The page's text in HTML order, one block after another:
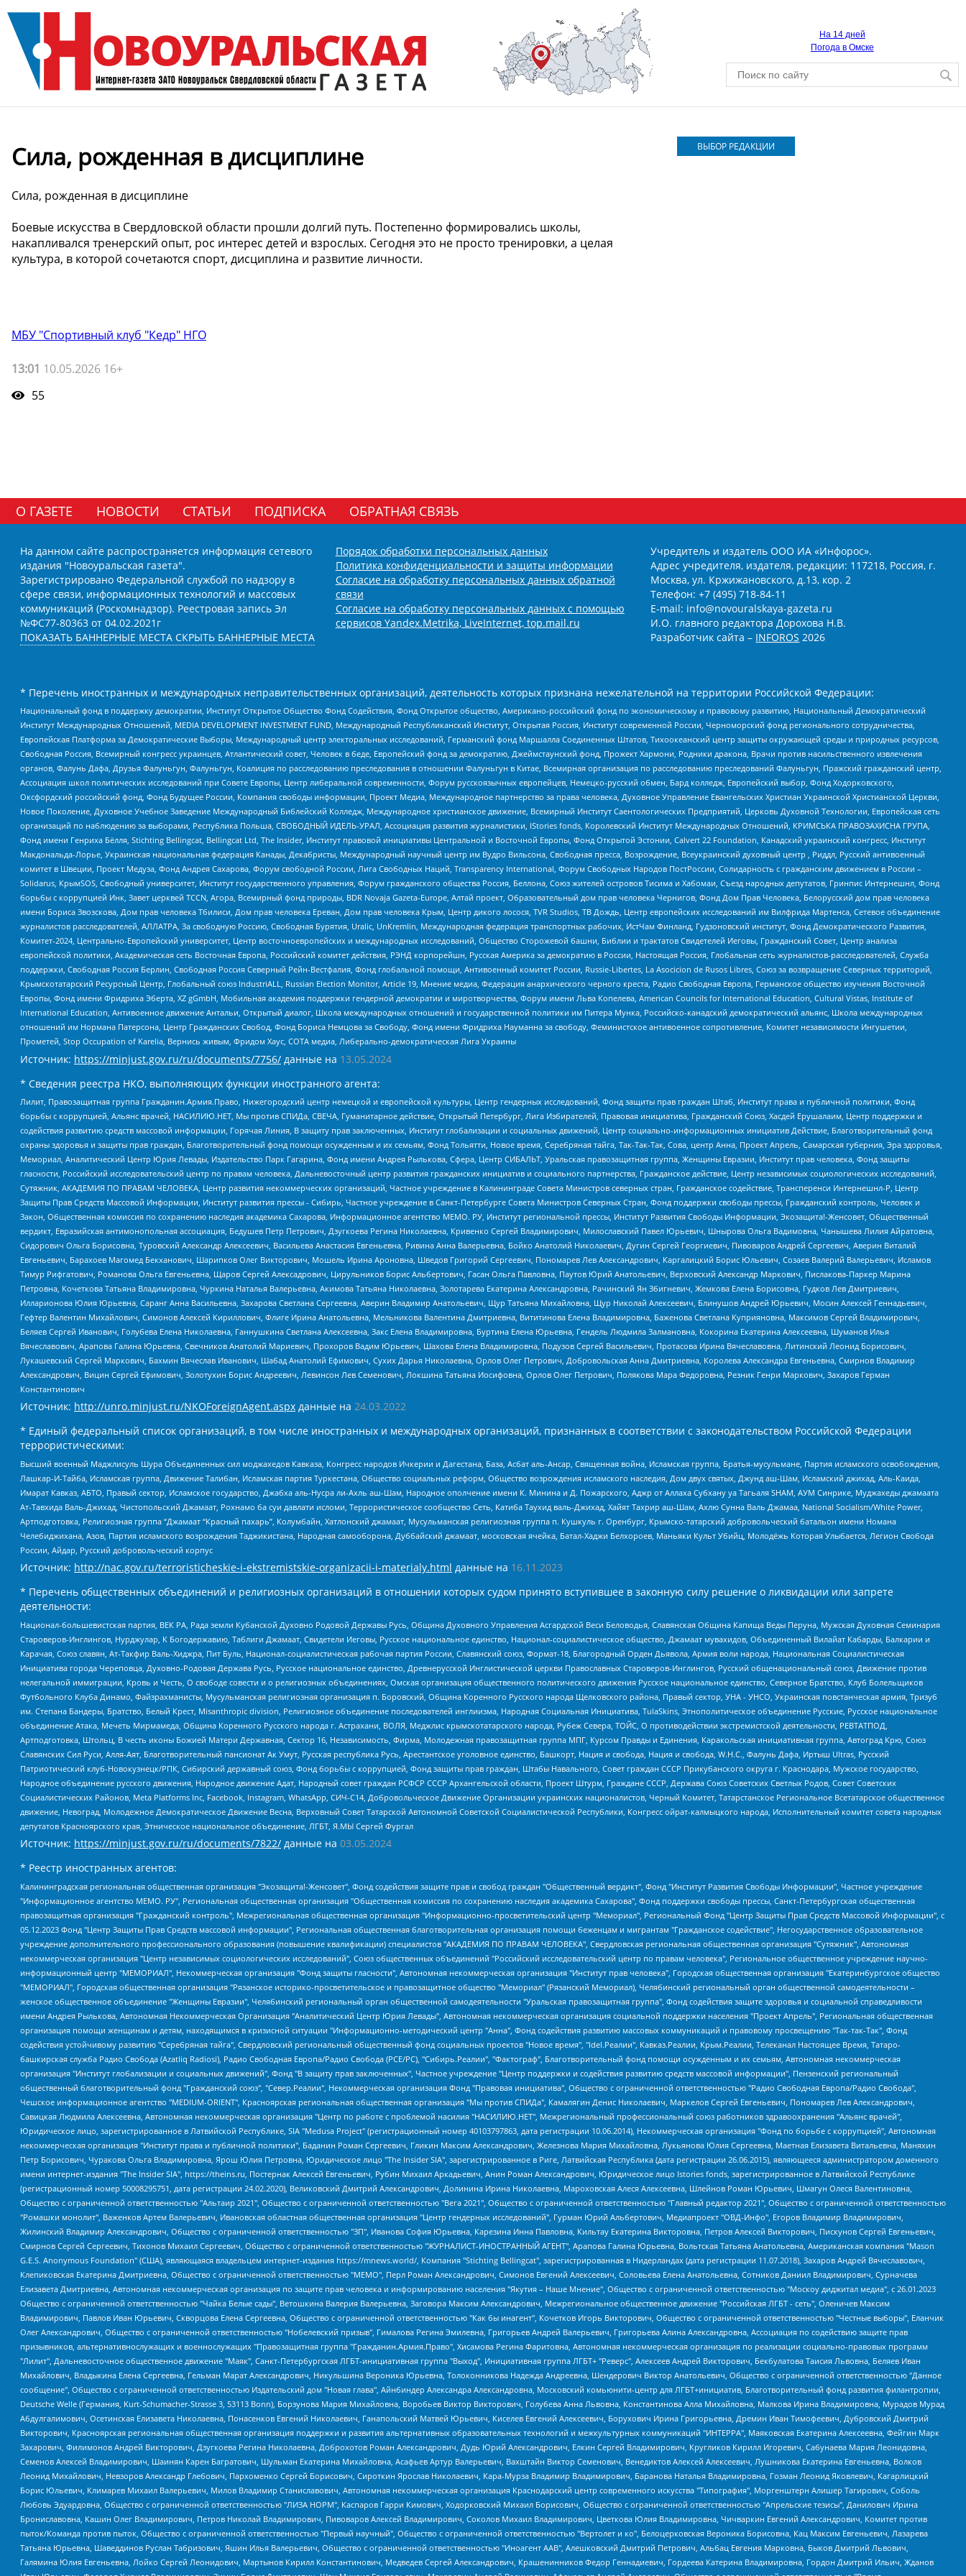
На 14 дней
Погода в Омске
Сила, рожденная в дисциплине
Сила, рожденная в дисциплине
Боевые искусства в Свердловской области прошли долгий путь. Постепенно формировались школы,
накапливался тренерский опыт, рос интерес детей и взрослых. Сегодня это не просто тренировки, а целая
культура, в которой сочетаются спорт, дисциплина и развитие личности.
МБУ "Спортивный клуб "Кедр" НГО
13:01 10.05.2026 16+
55
ВЫБОР РЕДАКЦИИ
О ГАЗЕТЕ НОВОСТИ СТАТЬИ ПОДПИСКА ОБРАТНАЯ СВЯЗЬ
На данном сайте распространяется информация сетевого
издания "Новоуральская газета".
Зарегистрировано Федеральной службой по надзору в
сфере связи, информационных технологий и массовых
коммуникаций (Роскомнадзор). Реестровая запись Эл
№ФС77-80363 от 04.02.2021г
ПОКАЗАТЬ БАННЕРНЫЕ МЕСТА СКРЫТЬ БАННЕРНЫЕ МЕСТА
Порядок обработки персональных данных
Политика конфиденциальности и защиты информации
Согласие на обработку персональных данных обратной
связи
Согласие на обработку персональных данных с помощью
сервисов Yandex.Metrika, LiveInternet, top.mail.ru
Учредитель и издатель ООО ИА «Инфорос».
Адрес учредителя, издателя, редакции: 117218, Россия, г.
Москва, ул. Кржижановского, д.13, кор. 2
Телефон: +7 (495) 718-84-11
E-mail: info@novouralskaya-gazeta.ru
И.О. главного редактора Дорохова Н.В.
Разработчик сайта – INFOROS 2026
* Перечень иностранных и международных неправительственных организаций, деятельность которых признана нежелательной на территории Российской Федерации:
Национальный фонд в поддержку демократии, Институт Открытое Общество Фонд Содействия, Фонд Открытое общество, Американо-российский фонд по экономическому и правовому развитию, Национальный Демократический
Институт Международных Отношений, MEDIA DEVELOPMENT INVESTMENT FUND, Международный Республиканский Институт, Открытая Россия, Институт современной России, Черноморский фонд регионального сотрудничества,
Европейская Платформа за Демократические Выборы, Международный центр электоральных исследований, Германский фонд Маршалла Соединенных Штатов, Тихоокеанский центр защиты окружающей среды и природных ресурсов,
Свободная Россия, Всемирный конгресс украинцев, Атлантический совет, Человек в беде, Европейский фонд за демократию, Джеймстаунский фонд, Прожект Хармони, Родники дракона, Врачи против насильственного извлечения
органов, Фалунь Дафа, Друзья Фалуньгун, Фалуньгун, Коалиция по расследованию преследования в отношении Фалуньгун в Китае, Всемирная организация по расследованию преследований Фалуньгун, Пражский гражданский центр,
Ассоциация школ политических исследований при Совете Европы, Центр либеральной современности, Форум русскоязычных европейцев, Немецко-русский обмен, Бард колледж, Европейский выбор, Фонд Ходорковского,
Оксфордский российский фонд, Фонд Будущее России, Компания свободы информации, Проект Медиа, Международное партнерство за права человека, Духовное Управление Евангельских Христиан Украинской Христианской Церкви,
Новое Поколение, Духовное Учебное Заведение Международный Библейский Колледж, Международное христианское движение, Всемирный Институт Саентологических Предприятий, Церковь Духовной Технологии, Европейская сеть
организаций по наблюдению за выборами, Республика Польша, СВОБОДНЫЙ ИДЕЛЬ-УРАЛ, Ассоциация развития журналистики, IStories fonds, Королевский Институт Международных Отношений, КРИМСЬКА ПРАВОЗАХИСНА ГРУПА,
Фонд имени Генриха Бёлля, Stichting Bellingcat, Bellingcat Ltd, The Insider, Институт правовой инициативы Центральной и Восточной Европы, Фонд Открытой Эстонии, Calvert 22 Foundation, Канадский украинский конгресс, Институт
Макдональда-Лорье, Украинская национальная федерация Канады, Декабристы, Международный научный центр им Вудро Вильсона, Свободная пресса, Возрождение, Всеукраинский духовный центр , Риддл, Русский антивоенный
комитет в Швеции, Проект Медуза, Фонд Андрея Сахарова, Форум свободной России, Лига Свободных Наций, Transparеncy International, Форум Свободных Народов ПостРоссии, Солидарность с гражданским движением в России –
Solidarus, КрымSOS, Свободный университет, Институт государственного управления, Форум гражданского общества Россия, Беллона, Союз жителей островов Тисима и Хабомаи, Съезд народных депутатов, Гринпис Интернешнл, Фонд
борьбы с коррупцией Инк, Завет церквей TCCN, Агора, Всемирный фонд природы, BDR Novaja Gazeta-Europe, Алтай проект, Образовательный дом прав человека Чернигов, Фонд Дом Прав Человека, Белорусский дом прав человека
имени Бориса Звозскова, Дом прав человека Тбилиси, Дом прав человека Ереван, Дом прав человека Крым, Центр дикого лосося, TVR Studios, ТВ Дождь, Центр европейских исследований им Вилфрида Мартенса, Сетевое объединение
журналистов расследователей, АЛЛАТРА, За свободную Россию, Свободная Бурятия, Uralic, UnKremlin, Международная федерация транспортных рабочих, ИстЧам Финланд, Гудзоновский институт, Фонд Демократического Развития,
Комитет-2024, Центрально-Европейский университет, Центр восточноевропейских и международных исследований, Общество Сторожевой башни, Библии и трактатов Свидетелей Иеговы, Гражданский Совет, Центр анализа
европейской политики, Академическая сеть Восточная Европа, Российский комитет действия, РЭНД корпорейшн, Русская Америка за демократию в России, Настоящая Россия, Глобальная сеть журналистов-расследователей, Служба
поддержки, Свободная Россия Берлин, Свободная Россия Северный Рейн-Вестфалия, Фонд глобальной помощи, Антивоенный комитет России, Russie-Libertes, La Asocicion de Rusos Libres, Союз за возвращение Северных территорий,
Крымскотатарский Ресурсный Центр, Глобальный союз IndustriALL, Russian Election Monitor, Article 19, Мнение медиа, Федерация анархического черного креста, Радио Свободная Европа, Германское общество изучения Восточной
Европы, Фонд имени Фридриха Эберта, XZ gGmbH, Мобильная академия поддержки гендерной демократии и миротворчества, Форум имени Льва Копелева, American Councils for International Education, Cultural Vistas, Institute of
International Education, Антивоенное движение Антальи, Открытый диалог, Школа международных отношений и государственной политики им Питера Мунка, Российско-канадский демократический альянс, Школа международных
отношений им Нормана Патерсона, Центр Гражданских Свобод, Фонд Бориса Немцова за Свободу, Фонд имени Фридриха Науманна за свободу, Феминистское антивоенное сопротивление, Комитет независимости Ингушетии,
Прометей, Stop Occupation of Karelia, Вернись живым, Фридом Хаус, СОТА медиа, Либерально-демократическая Лига Украины
Источник: https://minjust.gov.ru/ru/documents/7756/ данные на 13.05.2024
* Сведения реестра НКО, выполняющих функции иностранного агента:
Лилит, Правозащитная группа Гражданин.Армия.Право, Нижегородский центр немецкой и европейской культуры, Центр гендерных исследований, Фонд защиты прав граждан Штаб, Институт права и публичной политики, Фонд
борьбы с коррупцией, Альянс врачей, НАСИЛИЮ.НЕТ, Мы против СПИДа, СВЕЧА, Гуманитарное действие, Открытый Петербург, Лига Избирателей, Правовая инициатива, Гражданский Союз, Хасдей Ерушалаим, Центр поддержки и
содействия развитию средств массовой информации, Горячая Линия, В защиту прав заключенных, Институт глобализации и социальных движений, Центр социально-информационных инициатив Действие, Благотворительный фонд
охраны здоровья и защиты прав граждан, Благотворительный фонд помощи осужденным и их семьям, Фонд Тольятти, Новое время, Серебряная тайга, Так-Так-Так, Сова, центр Анна, Проект Апрель, Самарская губерния, Эра здоровья,
Мемориал, Аналитический Центр Юрия Левады, Издательство Парк Гагарина, Фонд имени Андрея Рылькова, Сфера, Центр СИБАЛЬТ, Уральская правозащитная группа, Женщины Евразии, Институт прав человека, Фонд защиты
гласности, Российский исследовательский центр по правам человека, Дальневосточный центр развития гражданских инициатив и социального партнерства, Гражданское действие, Центр независимых социологических исследований,
Сутяжник, АКАДЕМИЯ ПО ПРАВАМ ЧЕЛОВЕКА, Центр развития некоммерческих организаций, Частное учреждение в Калининграде Совета Министров северных стран, Гражданское содействие, Трансперенси Интернешнл-Р, Центр
Защиты Прав Средств Массовой Информации, Институт развития прессы - Сибирь, Частное учреждение в Санкт-Петербурге Совета Министров Северных Стран, Фонд поддержки свободы прессы, Гражданский контроль, Человек и
Закон, Общественная комиссия по сохранению наследия академика Сахарова, Информационное агентство МЕМО. РУ, Институт региональной прессы, Институт Развития Свободы Информации, Экозащита!-Женсовет, Общественный
вердикт, Евразийская антимонопольная ассоциация, Бедушев Петр Петрович, Дзугкоева Регина Николаевна, Кривенко Сергей Владимирович, Милославский Павел Юрьевич, Шнырова Ольга Вадимовна, Чанышева Лилия Айратовна,
Сидорович Ольга Борисовна, Туровский Александр Алексеевич, Васильева Анастасия Евгеньевна, Ривина Анна Валерьевна, Бойко Анатолий Николаевич, Дугин Сергей Георгиевич, Пивоваров Андрей Сергеевич, Аверин Виталий
Евгеньевич, Барахоев Магомед Бекханович, Шарипков Олег Викторович, Мошель Ирина Ароновна, Шведов Григорий Сергеевич, Пономарев Лев Александрович, Каргалицкий Борис Юльевич, Созаев Валерий Валерьевич, Исламов
Тимур Рифгатович, Романова Ольга Евгеньевна, Щаров Сергей Алексадрович, Цирульников Борис Альбертович, Гасан Ольга Павловна, Паутов Юрий Анатольевич, Верховский Александр Маркович, Пислакова-Паркер Марина
Петровна, Кочеткова Татьяна Владимировна, Чуркина Наталья Валерьевна, Акимова Татьяна Николаевна, Золотарева Екатерина Александровна, Рачинский Ян Збигневич, Жемкова Елена Борисовна, Гудков Лев Дмитриевич,
Илларионова Юлия Юрьевна, Саранг Анна Васильевна, Захарова Светлана Сергеевна, Аверин Владимир Анатольевич, Щур Татьяна Михайловна, Щур Николай Алексеевич, Блинушов Андрей Юрьевич, Мосин Алексей Геннадьевич,
Гефтер Валентин Михайлович, Симонов Алексей Кириллович, Флиге Ирина Анатольевна, Мельникова Валентина Дмитриевна, Вититинова Елена Владимировна, Баженова Светлана Куприяновна, Максимов Сергей Владимирович,
Беляев Сергей Иванович, Голубева Елена Николаевна, Ганнушкина Светлана Алексеевна, Закс Елена Владимировна, Буртина Елена Юрьевна, Гендель Людмила Залмановна, Кокорина Екатерина Алексеевна, Шуманов Илья
Вячеславович, Арапова Галина Юрьевна, Свечников Анатолий Мариевич, Прохоров Вадим Юрьевич, Шахова Елена Владимировна, Подузов Сергей Васильевич, Протасова Ирина Вячеславовна, Литинский Леонид Борисович,
Лукашевский Сергей Маркович, Бахмин Вячеслав Иванович, Шабад Анатолий Ефимович, Сухих Дарья Николаевна, Орлов Олег Петрович, Добровольская Анна Дмитриевна, Королева Александра Евгеньевна, Смирнов Владимир
Александрович, Вицин Сергей Ефимович, Золотухин Борис Андреевич, Левинсон Лев Семенович, Локшина Татьяна Иосифовна, Орлов Олег Петрович, Полякова Мара Федоровна, Резник Генри Маркович, Захаров Герман
Константинович
Источник: http://unro.minjust.ru/NKOForeignAgent.aspx данные на 24.03.2022
* Единый федеральный список организаций, в том числе иностранных и международных организаций, признанных в соответствии с законодательством Российской Федерации
террористическими:
Высший военный Маджлисуль Шура Объединенных сил моджахедов Кавказа, Конгресс народов Ичкерии и Дагестана, База, Асбат аль-Ансар, Священная война, Исламская группа, Братья-мусульмане, Партия исламского освобождения,
Лашкар-И-Тайба, Исламская группа, Движение Талибан, Исламская партия Туркестана, Общество социальных реформ, Общество возрождения исламского наследия, Дом двух святых, Джунд аш-Шам, Исламский джихад, Аль-Каида,
Имарат Кавказ, АБТО, Правый сектор, Исламское государство, Джабха аль-Нусра ли-Ахль аш-Шам, Народное ополчение имени К. Минина и Д. Пожарского, Аджр от Аллаха Субхану уа Тагьаля SHAM, АУМ Синрике, Муджахеды джамаата
Ат-Тавхида Валь-Джихад, Чистопольский Джамаат, Рохнамо ба суи давлати исломи, Террористическое сообщество Сеть, Катиба Таухид валь-Джихад, Хайят Тахрир аш-Шам, Ахлю Сунна Валь Джамаа, National Socialism/White Power,
Артподготовка, Религиозная группа “Джамаат “Красный пахарь”, Колумбайн, Хатлонский джамаат, Мусульманская религиозная группа п. Кушкуль г. Оренбург, Крымско-татарский добровольческий батальон имени Номана
Челебиджихана, Азов, Партия исламского возрождения Таджикистана, Народная самооборона, Дуббайский джамаат, московская ячейка, Батал-Хаджи Белхороев, Маньяки Культ Убийц, Молодёжь Которая Улыбается, Легион Свобода
России, Айдар, Русский добровольческий корпус
Источник: http://nac.gov.ru/terroristicheskie-i-ekstremistskie-organizacii-i-materialy.html данные на 16.11.2023
* Перечень общественных объединений и религиозных организаций в отношении которых судом принято вступившее в законную силу решение о ликвидации или запрете
деятельности:
Национал-большевистская партия, ВЕК РА, Рада земли Кубанской Духовно Родовой Державы Русь, Община Духовного Управления Асгардской Веси Беловодья, Славянская Община Капища Веды Перуна, Мужская Духовная Семинария
Староверов-Инглингов, Нурджулар, К Богодержавию, Таблиги Джамаат, Свидетели Иеговы, Русское национальное единство, Национал-социалистическое общество, Джамаат мувахидов, Объединенный Вилайат Кабарды, Балкарии и
Карачая, Союз славян, Ат-Такфир Валь-Хиджра, Пит Буль, Национал-социалистическая рабочая партия России, Славянский союз, Формат-18, Благородный Орден Дьявола, Армия воли народа, Национальная Социалистическая
Инициатива города Череповца, Духовно-Родовая Держава Русь, Русское национальное единство, Древнерусской Инглистической церкви Православных Староверов-Инглингов, Русский общенациональный союз, Движение против
нелегальной иммиграции, Кровь и Честь, О свободе совести и о религиозных объединениях, Омская организация общественного политического движения Русское национальное единство, Северное Братство, Клуб Болельщиков
Футбольного Клуба Динамо, Файзрахманисты, Мусульманская религиозная организация п. Боровский, Община Коренного Русского народа Щелковского района, Правый сектор, УНА - УНСО, Украинская повстанческая армия, Тризуб
им. Степана Бандеры, Братство, Белый Крест, Misanthropic division, Религиозное объединение последователей инглиизма, Народная Социальная Инициатива, TulaSkins, Этнополитическое объединение Русские, Русское национальное
объединение Атака, Мечеть Мирмамеда, Община Коренного Русского народа г. Астрахани, ВОЛЯ, Меджлис крымскотатарского народа, Рубеж Севера, ТОЙС, О противодействии экстремистской деятельности, РЕВТАТПОД,
Артподготовка, Штольц, В честь иконы Божией Матери Державная, Сектор 16, Независимость, Фирма, Молодежная правозащитная группа МПГ, Курсом Правды и Единения, Каракольская инициативная группа, Автоград Крю, Союз
Славянских Сил Руси, Алля-Аят, Благотворительный пансионат Ак Умут, Русская республика Русь, Арестантское уголовное единство, Башкорт, Нация и свобода, Нация и свобода, W.H.С., Фалунь Дафа, Иртыш Ultras, Русский
Патриотический клуб-Новокузнецк/РПК, Сибирский державный союз, Фонд борьбы с коррупцией, Фонд защиты прав граждан, Штабы Навального, Совет граждан СССР Прикубанского округа г. Краснодара, Мужское государство,
Народное объединение русского движения, Народное движение Адат, Народный совет граждан РСФСР СССР Архангельской области, Проект Штурм, Граждане СССР, Держава Союз Советских Светлых Родов, Совет Советских
Социалистических Районов, Meta Platforms Inc, Facebook, Instagram, WhatsApp, СИЧ-С14, Добровольческое Движение Организации украинских националистов, Черный Комитет, Татарстанское Региональное Всетатарское общественное
движение, Невоград, Молодежное Демократическое Движение Весна, Верховный Совет Татарской Автономной Советской Социалистической Республики, Конгресс ойрат-калмыцкого народа, Исполнительный комитет совета народных
депутатов Красноярского края, Этническое национальное объединение, ЛГБТ, Я.МЫ Сергей Фургал
Источник: https://minjust.gov.ru/ru/documents/7822/ данные на 03.05.2024
* Реестр иностранных агентов:
Калининградская региональная общественная организация "Экозащита!-Женсовет", Фонд содействия защите прав и свобод граждан "Общественный вердикт", Фонд "Институт Развития Свободы Информации", Частное учреждение "Информационное агентство МЕМО. РУ", Региональная общественная организация "Общественная комиссия по сохранению наследия академика Сахарова", Фонд поддержки свободы прессы, Санкт-Петербургская общественная правозащитная организация "Гражданский контроль", Межрегиональная общественная организация "Информационно-просветительский центр "Мемориал", Региональный Фонд "Центр Защиты Прав Средств Массовой Информации", с 05.12.2023 Фонд "Центр Защиты Прав Средств массовой информации", Региональная общественная благотворительная организация помощи беженцам и мигрантам "Гражданское содействие", Негосударственное образовательное учреждение дополнительного профессионального образования (повышение квалификации) специалистов "АКАДЕМИЯ ПО ПРАВАМ ЧЕЛОВЕКА", Свердловская региональная общественная организация "Сутяжник", Автономная некоммерческая организация "Центр независимых социологических исследований", Союз общественных объединений "Российский исследовательский центр по правам человека", Региональное общественное учреждение научно-информационный центр "МЕМОРИАЛ", Некоммерческая организация "Фонд защиты гласности", Автономная некоммерческая организация "Институт прав человека", Городская общественная организация "Екатеринбургское общество "МЕМОРИАЛ", Городская общественная организация "Рязанское историко-просветительское и правозащитное общество "Мемориал" (Рязанский Мемориал), Челябинский региональный орган общественной самодеятельности – женское общественное объединение "Женщины Евразии", Челябинский региональный орган общественной самодеятельности "Уральская правозащитная группа", Фонд содействия защите здоровья и социальной справедливости имени Андрея Рылькова, Автономная Некоммерческая Организация "Аналитический Центр Юрия Левады", Автономная некоммерческая организация социальной поддержки населения "Проект Апрель", Региональная общественная организация помощи женщинам и детям, находящимся в кризисной ситуации "Информационно-методический центр "Анна", Фонд содействия развитию массовых коммуникаций и правовому просвещению "Так-так-Так", Фонд содействия устойчивому развитию "Серебряная тайга", Свердловский региональный общественный фонд социальных проектов "Новое время", "Idel.Реалии", Кавказ.Реалии, Крым.Реалии, Телеканал Настоящее Время, Татаро-башкирская служба Радио Свобода (Azatliq Radiosi), Радио Свободная Европа/Радио Свобода (PCE/PC), "Сибирь.Реалии", "Фактограф", Благотворительный фонд помощи осужденным и их семьям, Автономная некоммерческая организация "Институт глобализации и социальных движений", Фонд "В защиту прав заключенных", Частное учреждение "Центр поддержки и содействия развитию средств массовой информации", Пензенский региональный общественный благотворительный фонд "Гражданский союз", "Север.Реалии", Некоммерческая организация Фонд "Правовая инициатива", Общество с ограниченной ответственностью "Радио Свободная Европа/Радио Свобода", Чешское информационное агентство "MEDIUM-ORIENT", Красноярская региональная общественная организация "Мы против СПИДа", Камалягин Денис Николаевич, Маркелов Сергей Евгеньевич, Пономарев Лев Александрович, Савицкая Людмила Алексеевна, Автономная некоммерческая организация "Центр по работе с проблемой насилия "НАСИЛИЮ.НЕТ", Межрегиональный профессиональный союз работников здравоохранения "Альянс врачей", Юридическое лицо, зарегистрированное в Латвийской Республике, SIA "Medusa Project" (регистрационный номер 40103797863, дата регистрации 10.06.2014), Некоммерческая организация "Фонд по борьбе с коррупцией", Автономная некоммерческая организация "Институт права и публичной политики", Баданин Роман Сергеевич, Гликин Максим Александрович, Железнова Мария Михайловна, Лукьянова Юлия Сергеевна, Маетная Елизавета Витальевна, Маняхин Петр Борисович, Чуракова Ольга Владимировна, Ярош Юлия Петровна, Юридическое лицо "The Insider SIA", зарегистрированное в Риге, Латвийская Республика (дата регистрации 26.06.2015), являющееся администратором доменного имени интернет-издания "The Insider SIA", https://theins.ru, Постернак Алексей Евгеньевич, Рубин Михаил Аркадьевич, Анин Роман Александрович, Юридическое лицо Istories fonds, зарегистрированное в Латвийской Республике (регистрационный номер 50008295751, дата регистрации 24.02.2020), Великовский Дмитрий Александрович, Долинина Ирина Николаевна, Мароховская Алеся Алексеевна, Шлейнов Роман Юрьевич, Шмагун Олеся Валентиновна, Общество с ограниченной ответственностью "Альтаир 2021", Общество с ограниченной ответственностью "Вега 2021", Общество с ограниченной ответственностью "Главный редактор 2021", Общество с ограниченной ответственностью "Ромашки монолит", Важенков Артем Валерьевич, Ивановская областная общественная организация "Центр гендерных исследований", Гурман Юрий Альбертович, Медиапроект "ОВД-Инфо", Егоров Владимир Владимирович, Жилинский Владимир Александрович, Общество с ограниченной ответственностью "ЗП", Иванова София Юрьевна, Карезина Инна Павловна, Кильтау Екатерина Викторовна, Петров Алексей Викторович, Пискунов Сергей Евгеньевич, Смирнов Сергей Сергеевич, Тихонов Михаил Сергеевич, Общество с ограниченной ответственностью "ЖУРНАЛИСТ-ИНОСТРАННЫЙ АГЕНТ", Арапова Галина Юрьевна, Вольтская Татьяна Анатольевна, Американская компания "Mason G.E.S. Anonymous Foundation" (США), являющаяся владельцем интернет-издания https://mnews.world/, Компания "Stichting Bellingcat", зарегистрированная в Нидерландах (дата регистрации 11.07.2018), Захаров Андрей Вячеславович, Клепиковская Екатерина Дмитриевна, Общество с ограниченной ответственностью "МЕМО", Перл Роман Александрович, Симонов Евгений Алексеевич, Соловьева Елена Анатольевна, Сотников Даниил Владимирович, Сурначева Елизавета Дмитриевна, Автономная некоммерческая организация по защите прав человека и информированию населения "Якутия – Наше Мнение", Общество с ограниченной ответственностью "Москоу диджитал медиа", с 26.01.2023 Общество с ограниченной ответственностью "Чайка Белые сады", Ветошкина Валерия Валерьевна, Заговора Максим Александрович, Межрегиональное общественное движение "Российская ЛГБТ - сеть", Оленичев Максим Владимирович, Павлов Иван Юрьевич, Скворцова Елена Сергеевна, Общество с ограниченной ответственностью "Как бы инагент", Кочетков Игорь Викторович, Общество с ограниченной ответственностью "Честные выборы", Еланчик Олег Александрович, Общество с ограниченной ответственностью "Нобелевский призыв", Гималова Регина Эмилевна, Григорьев Андрей Валерьевич, Григорьева Алина Александровна, Ассоциация по содействию защите прав призывников, альтернативнослужащих и военнослужащих "Правозащитная группа "Гражданин.Армия.Право", Хисамова Регина Фаритовна, Автономная некоммерческая организация по реализации социально-правовых программ "Лилит", Дальневосточное общественное движение "Маяк", Санкт-Петербургская ЛГБТ-инициативная группа "Выход", Инициативная группа ЛГБТ+ "Реверс", Алексеев Андрей Викторович, Бекбулатова Таисия Львовна, Беляев Иван Михайлович, Владыкина Елена Сергеевна, Гельман Марат Александрович, Никульшина Вероника Юрьевна, Толоконникова Надежда Андреевна, Шендерович Виктор Анатольевич, Общество с ограниченной ответственностью "Данное сообщение", Общество с ограниченной ответственностью Издательский дом "Новая глава", Айнбиндер Александра Александровна, Московский комьюнити-центр для ЛГБТ+инициатив, Благотворительный фонд развития филантропии, Deutsche Welle (Германия, Kurt-Schumacher-Strasse 3, 53113 Bonn), Борзунова Мария Михайловна, Воробьев Виктор Викторович, Голубева Анна Львовна, Константинова Алла Михайловна, Малкова Ирина Владимировна, Мурадов Мурад Абдулгалимович, Осетинская Елизавета Николаевна, Понасенков Евгений Николаевич, Ганапольский Матвей Юрьевич, Киселев Евгений Алексеевич, Борухович Ирина Григорьевна, Дремин Иван Тимофеевич, Дубровский Дмитрий Викторович, Красноярская региональная общественная организация поддержки и развития альтернативных образовательных технологий и межкультурных коммуникаций "ИНТЕРРА", Маяковская Екатерина Алексеевна, Фейгин Марк Захарович, Филимонов Андрей Викторович, Дзугкоева Регина Николаевна, Доброхотов Роман Александрович, Дудь Юрий Александрович, Елкин Сергей Владимирович, Кругликов Кирилл Игоревич, Сабунаева Мария Леонидовна, Семенов Алексей Владимирович, Шаинян Карен Багратович, Шульман Екатерина Михайловна, Асафьев Артур Валерьевич, Вахштайн Виктор Семенович, Венедиктов Алексей Алексеевич, Лушникова Екатерина Евгеньевна, Волков Леонид Михайлович, Невзоров Александр Глебович, Пархоменко Сергей Борисович, Сироткин Ярослав Николаевич, Кара-Мурза Владимир Владимирович, Баранова Наталья Владимировна, Гозман Леонид Яковлевич, Кагарлицкий Борис Юльевич, Климарев Михаил Валерьевич, Милов Владимир Станиславович, Автономная некоммерческая организация Краснодарский центр современного искусства "Типография", Моргенштерн Алишер Тагирович, Соболь Любовь Эдуардовна, Общество с ограниченной ответственностью "ЛИЗА НОРМ", Каспаров Гарри Кимович, Ходорковский Михаил Борисович, Общество с ограниченной ответственностью "Апрельские тезисы", Данилович Ирина Брониславовна, Кашин Олег Владимирович, Петров Николай Владимирович, Пивоваров Алексей Владимирович, Соколов Михаил Владимирович, Цветкова Юлия Владимировна, Чичваркин Евгений Александрович, Комитет против пыток/Команда против пыток, Общество с ограниченной ответственностью "Первый научный", Общество с ограниченной ответственностью "Вертолет и ко", Белоцерковская Вероника Борисовна, Кац Максим Евгеньевич, Лазарева Татьяна Юрьевна, Шаведдинов Руслан Табризович, Яшин Илья Валерьевич, Общество с ограниченной ответственностью "Иноагент ААВ", Алешковский Дмитрий Петрович, Альбац Евгения Марковна, Быков Дмитрий Львович, Галямина Юлия Евгеньевна, Лойко Сергей Леонидович, Мартынов Кирилл Константинович, Медведев Сергей Александрович, Крашенинников Федор Геннадиевич, Гордеева Катерина Вл